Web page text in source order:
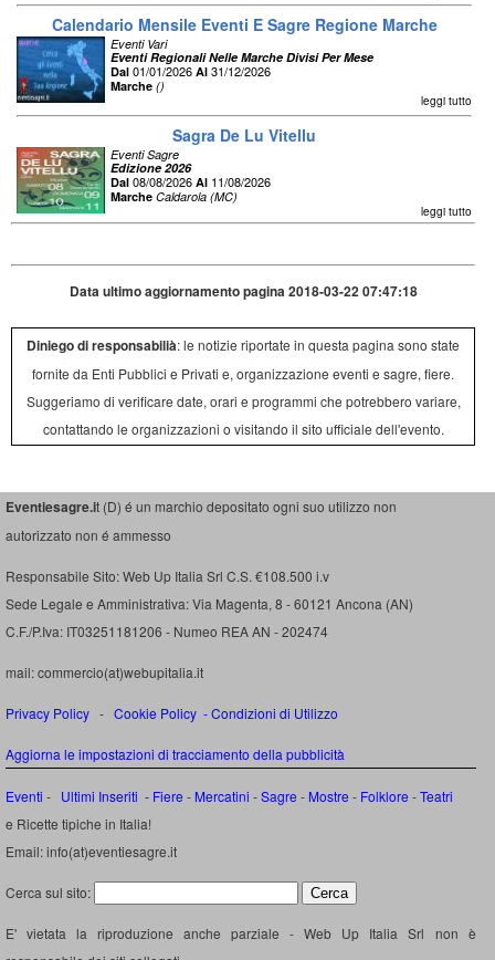
Calendario Mensile Eventi E Sagre Regione Marche
Eventi Vari
Eventi Regionali Nelle Marche Divisi Per Mese
Dal 01/01/2026 Al 31/12/2026
Marche ()
leggi tutto
Sagra De Lu Vitellu
Eventi Sagre
Edizione 2026
Dal 08/08/2026 Al 11/08/2026
Marche Caldarola (MC)
leggi tutto
Data ultimo aggiornamento pagina 2018-03-22 07:47:18
Diniego di responsabilià: le notizie riportate in questa pagina sono state
fornite da Enti Pubblici e Privati e, organizzazione eventi e sagre, fiere.
Suggeriamo di verificare date, orari e programmi che potrebbero variare,
contattando le organizzazioni o visitando il sito ufficiale dell'evento.
Eventiesagre.it (D) é un marchio depositato ogni suo utilizzo non
autorizzato non é ammesso
Responsabile Sito: Web Up Italia Srl C.S. €108.500 i.v
Sede Legale e Amministrativa: Via Magenta, 8 - 60121 Ancona (AN)
C.F./P.Iva: IT03251181206 - Numeo REA AN - 202474
mail: commercio(at)webupitalia.it
Privacy Policy - Cookie Policy -Condizioni di Utilizzo
Aggiorna le impostazioni di tracciamento della pubblicità
Eventi - Ultimi Inseriti - Fiere - Mercatini -Sagre - Mostre - Folklore -Teatri
e Ricette tipiche in Italia!
Email: info(at)eventiesagre.it
Cerca sul sito:
E' vietata la riproduzione anche parziale - Web Up Italia Srl non è